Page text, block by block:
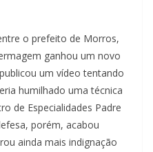
o prefeito de Morros,
ganhou um novo
um vídeo tentando
humilhado uma técnica
de Especialidades Padre
porém, acabou
ainda mais indignação